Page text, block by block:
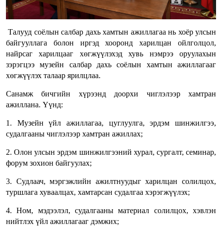
Талууд соёлын салбар дахь хамтын ажиллагаа нь хоёр улсын
байгууллага болон иргэд хооронд харилцан ойлголцол,
найрсаг харилцааг хөгжүүлэхэд хувь нэмрээ оруулахын
зэрэгцээ музейн салбар дахь соёлын хамтын ажиллагааг
хөгжүүлэх талаар ярилцлаа.
Санамж бичгийн хүрээнд доорхи чиглэлээр хамтран
ажиллана. Үүнд:
1. Музейн үйл ажиллагаа, цуглуулга, эрдэм шинжилгээ,
судалгааны чиглэлээр хамтран ажиллах;
2. Олон улсын эрдэм шинжилгээний хурал, сургалт, семинар,
форум зохион байгуулах;
3. Судлаач, мэргэжлийн ажилтнуудыг харилцан солилцох,
туршлага хуваалцах, хамтарсан судалгаа хэрэгжүүлэх;
4. Ном, мэдээлэл, судалгааны материал солилцох, хэвлэн
нийтлэх үйл ажиллагааг дэмжих;